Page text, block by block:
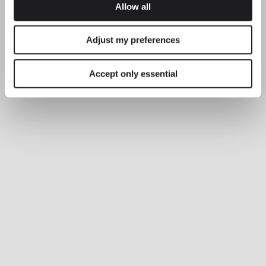
Allow all
Adjust my preferences
Accept only essential